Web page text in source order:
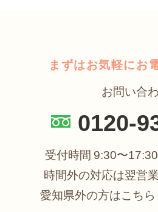
まずはお気軽にお
お問い合
0120-
受付時間 9:30〜17:30
時間外の対応は翌営
愛知県外の方はこちら